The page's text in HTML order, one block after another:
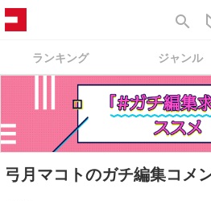
search
ランキング ジャンル
弓月マコトのガチ編集コメ